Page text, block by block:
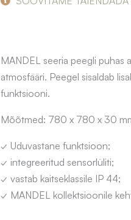
MANDEL seeria peegli puhas
atmosfääri. Peegel sisaldab
funktsiooni.
Mõõtmed: 780 x 780 x 30
✓ Uduvastane funktsioon;
✓ integreeritud sensorlüliti;
✓ vastab kaitseklassile IP 44;
✓ MANDEL kollektsioonile